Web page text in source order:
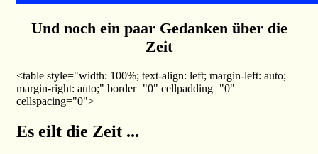
Und noch ein paar Gedanken über die
Zeit
<table style="width: 100%; text-align: left; margin-left: auto;
margin-right: auto;" border="0" cellpadding="0"
cellspacing="0">
Es eilt die Zeit ...